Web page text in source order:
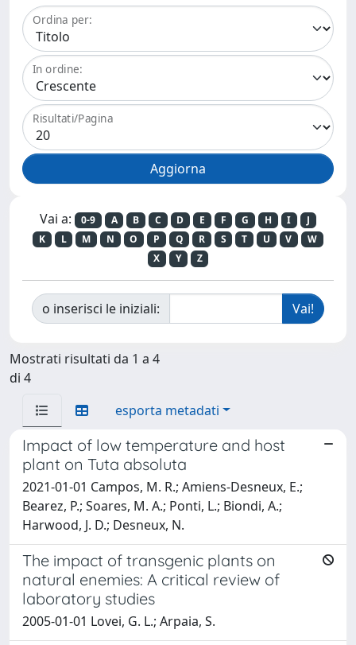
Ordina per:
In ordine:
Risultati/Pagina
Vai a: 0-9 A B C D E F G H I
J
K
L M N O P Q R S T U V
W
X
Y Z
o inserisci le iniziali:
Mostrati risultati da 1 a 4
di 4
esporta metadati
Impact of low temperature and host
plant on Tuta absoluta
2021-01-01 Campos, M. R.; Amiens-Desneux, E.;
Bearez, P.; Soares, M. A.; Ponti, L.; Biondi, A.;
Harwood, J. D.; Desneux, N.
The impact of transgenic plants on
natural enemies: A critical review of
laboratory studies
2005-01-01 Lovei, G. L.; Arpaia, S.